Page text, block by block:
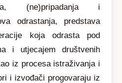
(ne)pripadanja i
odrastanja, predstava
koja odrasta pod
i utjecajem društvenih
iz procesa istraživanja i
i izvođači progovaraju iz